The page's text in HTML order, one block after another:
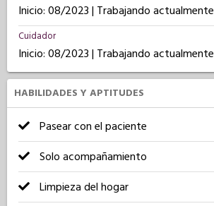
Inicio: 08/2023 | Trabajando actualmente
Cuidador
Inicio: 08/2023 | Trabajando actualmente
HABILIDADES Y APTITUDES
Pasear con el paciente
Solo acompañamiento
Limpieza del hogar